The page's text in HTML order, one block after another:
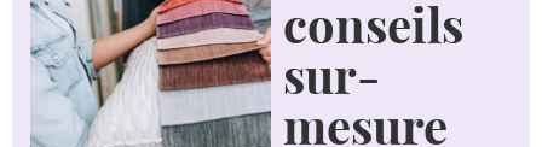
conseils
sur-
mesure